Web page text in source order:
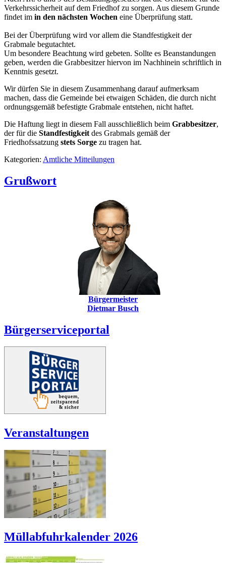
Verkehrssicherheit auf dem Friedhof zu sorgen. Aus diesem Grunde
findet im in den nächsten Wochen eine Überprüfung statt.
Bei der Überprüfung wird vor allem die Standfestigkeit der
Grabmale begutachtet.
Um besondere Beachtung wird gebeten. Sollte es Beanstandungen
geben, werden die Grabbesitzer hiervon im Nachhinein schriftlich in
Kenntnis gesetzt.
Wir dürfen Sie in diesem Zusammenhang darauf aufmerksam
machen, dass die Gemeinde bei etwaigen Schäden, die durch nicht
ordnungsgemäß befestigte Grabmale entstehen, nicht haftet.
Die Haftung liegt in diesem Fall ausschließlich beim Grabbesitzer,
der für die Standfestigkeit des Grabmals gemäß der
Friedhofssatzung stets Sorge zu tragen hat.
Kategorien: Amtliche Mitteilungen
Grußwort
Bürgermeister
Dietmar Busch
Bürgerserviceportal
Veranstaltungen
Müllabfuhrkalender 2026